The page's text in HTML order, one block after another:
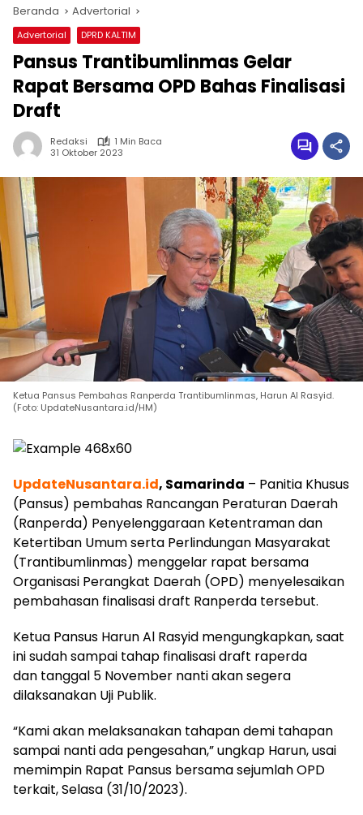
Beranda Advertorial
Advertorial DPRD KALTIM
Pansus Trantibumlinmas Gelar
Rapat Bersama OPD Bahas Finalisasi
Draft
Redaksi
1 Min Baca
31 Oktober 2023
Ketua Pansus Pembahas Ranperda Trantibumlinmas, Harun Al Rasyid.
(Foto: UpdateNusantara.id/HM)
UpdateNusantara.id, Samarinda – Panitia Khusus
(Pansus) pembahas Rancangan Peraturan Daerah
(Ranperda) Penyelenggaraan Ketentraman dan
Ketertiban Umum serta Perlindungan Masyarakat
(Trantibumlinmas) menggelar rapat bersama
Organisasi Perangkat Daerah (OPD) menyelesaikan
pembahasan finalisasi draft Ranperda tersebut.
Ketua Pansus Harun Al Rasyid mengungkapkan, saat
ini sudah sampai tahap finalisasi draft raperda
dan tanggal 5 November nanti akan segera
dilaksanakan Uji Publik.
“Kami akan melaksanakan tahapan demi tahapan
sampai nanti ada pengesahan,” ungkap Harun, usai
memimpin Rapat Pansus bersama sejumlah OPD
terkait, Selasa (31/10/2023).